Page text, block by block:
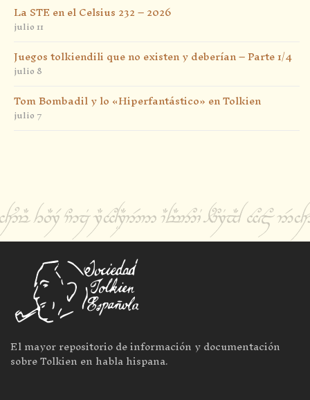
La STE en el Celsius 232 – 2026
julio 11
Juegos tolkiendili que no existen y deberían – Parte 1/4
julio 8
Tom Bombadil y lo «Hiperfantástico» en Tolkien
julio 7
El mayor repositorio de información y documentación
sobre Tolkien en habla hispana.